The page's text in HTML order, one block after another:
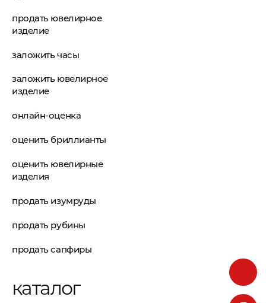
продать ювелирное
изделие
заложить часы
заложить ювелирное
изделие
онлайн-оценка
оценить бриллианты
оценить ювелирные
изделия
продать изумруды
продать рубины
продать сапфиры
каталог